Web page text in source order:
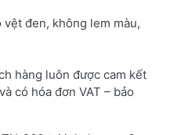
đen, không lem màu,
hàng luôn được cam kết
có hóa đơn VAT – bảo